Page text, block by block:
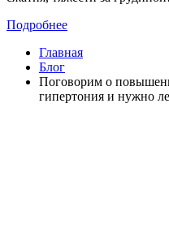
Подробнее
Главная
Блог
Поговорим о
гипертония и нужно